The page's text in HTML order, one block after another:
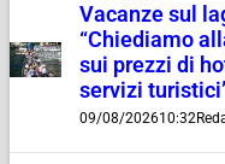
Vacanze sul
“Chiediamo
sui prezzi di
servizi
09/08/202610:32